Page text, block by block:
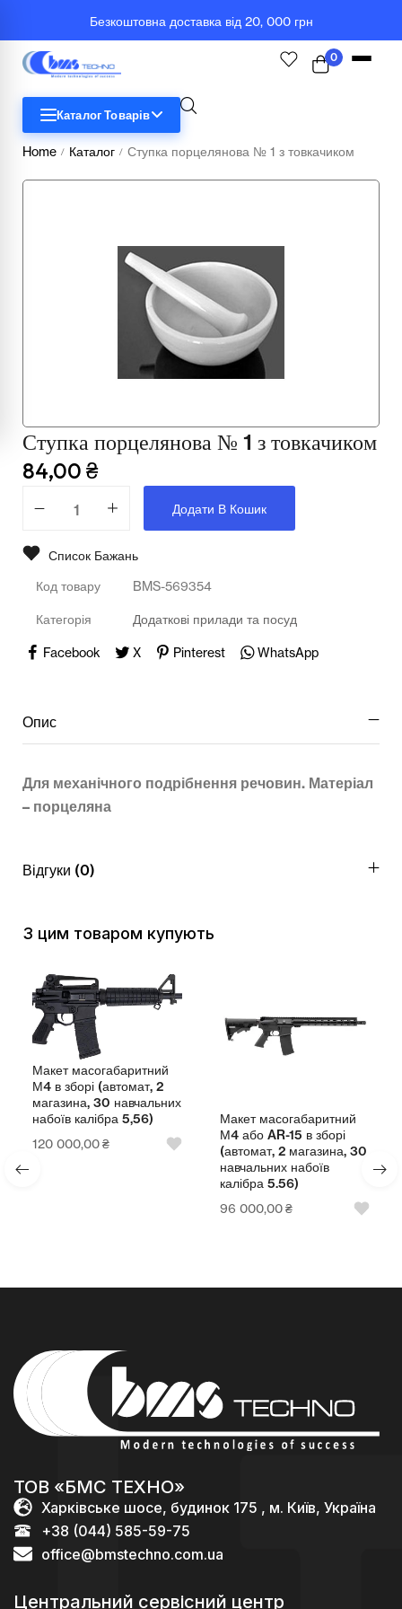
Безкоштовна доставка від 20, 000 грн
0
Каталог Товарів
Географія
Комп'ютерна техніка
Меблі
Медичні тренажери та манекени
Освіта
Фізика
Всі товари
Підкатегорії відсутні.
Home / Каталог / Ступка порцелянова № 1 з товкачиком
Ступка порцелянова № 1 з товкачиком
84,00 ₴
Додати В Кошик
Список Бажань
Код товару BMS-569354
Категорія Додаткові прилади та посуд
Facebook X Pinterest WhatsApp
Опис
Для механічного подрібнення речовин. Матеріал
– порцеляна
Відгуки (0)
З цим товаром купують
Макет масогабаритний
М4 в зборі (автомат, 2
магазина, 30 навчальних
набоїв калібра 5,56)
120 000,00₴
Макет масогабаритний
М4 або AR-15 в зборі
(автомат, 2 магазина, 30
навчальних набоїв
калібра 5.56)
96 000,00₴
ТОВ «БМС ТЕХНО»
Харківське шосе, будинок 175 , м. Київ, Україна
+38 (044) 585-59-75
office@bmstechno.com.ua
Центральний сервісний центр